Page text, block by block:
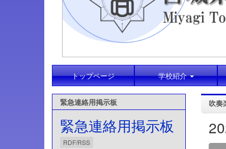
トップページ 学校紹介
吹奏
緊急連絡用掲示板
緊急連絡用掲示板
RDF/RSS